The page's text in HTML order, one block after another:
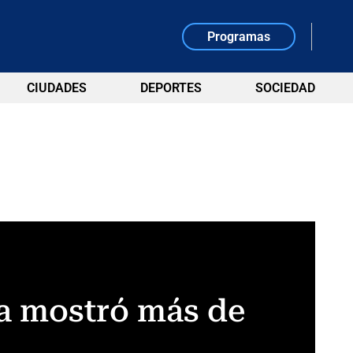
Programas
CIUDADES DEPORTES SOCIEDAD
mostró más de